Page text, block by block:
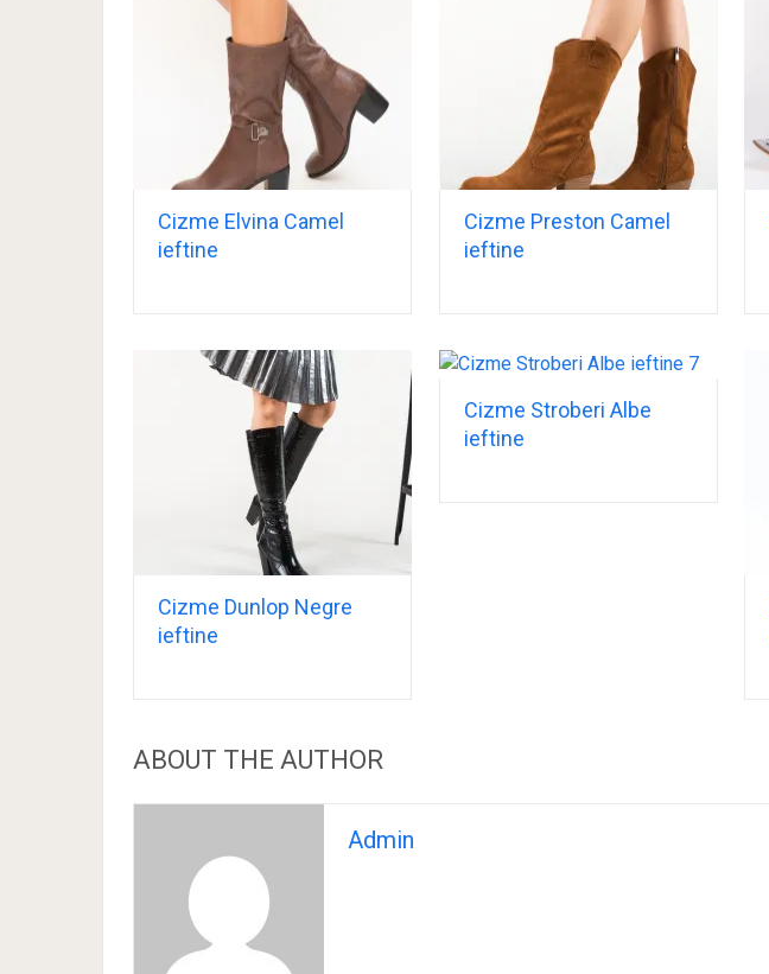
Cizme Elvina Camel
ieftine
Cizme Preston Camel
ieftine
Cizme Dunlop Negre
ieftine
Cizme Stroberi Albe
ieftine
ABOUT THE AUTHOR
Admin